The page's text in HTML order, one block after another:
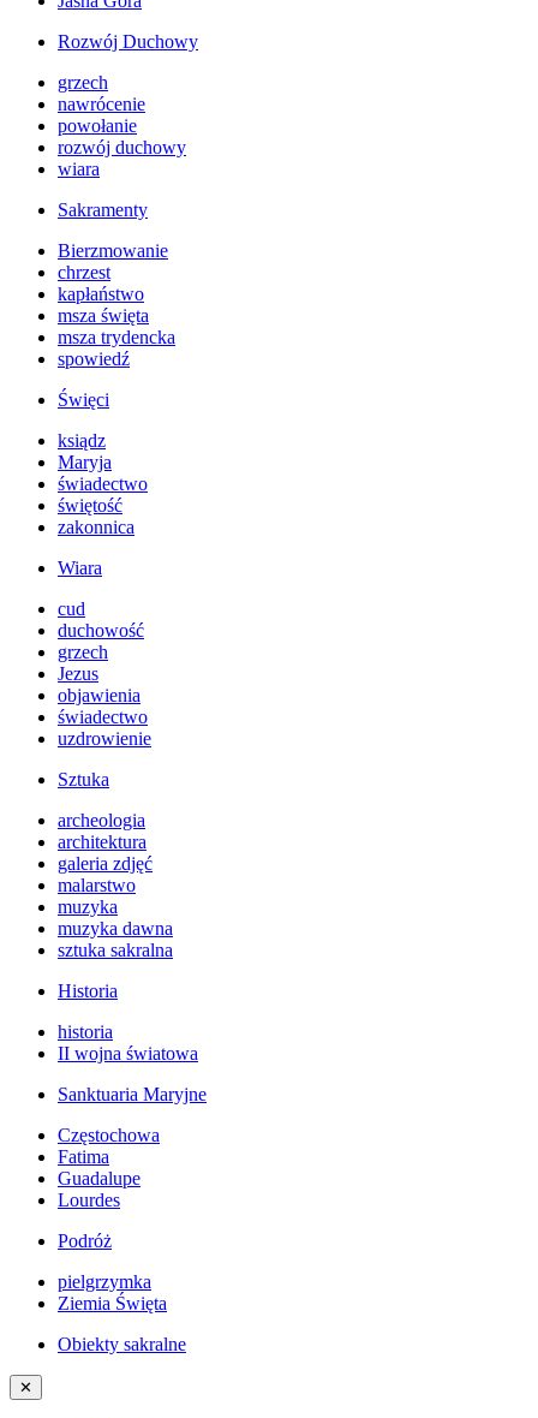
Rozwój Duchowy
grzech
nawrócenie
powołanie
rozwój duchowy
wiara
Sakramenty
Bierzmowanie
chrzest
kapłaństwo
msza święta
msza trydencka
spowiedź
Święci
ksiądz
Maryja
świadectwo
świętość
zakonnica
Wiara
cud
duchowość
grzech
Jezus
objawienia
świadectwo
uzdrowienie
Sztuka
archeologia
architektura
galeria zdjęć
malarstwo
muzyka
muzyka dawna
sztuka sakralna
Historia
historia
II wojna światowa
Sanktuaria Maryjne
Częstochowa
Fatima
Guadalupe
Lourdes
Podróż
pielgrzymka
Ziemia Święta
Obiekty sakralne
✕